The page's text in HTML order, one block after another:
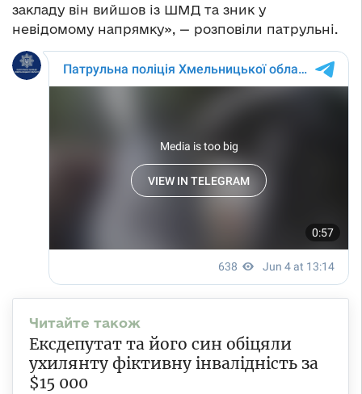
закладу він вийшов із ШМД та зник у
невідомому напрямку», — розповіли патрульні.
Ексдепутат та його син обіцяли
ухилянту фіктивну інвалідність за
$15 000